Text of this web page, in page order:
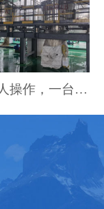
方便一人操作，一台傻瓜式全自动离心机搞定全过程